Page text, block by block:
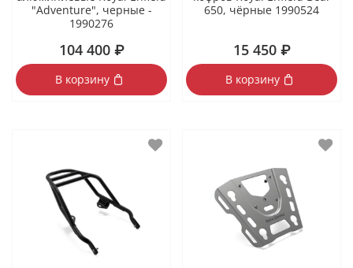
"Adventure", черные -
1990276
104 400 ₽
В корзину
650, чёрные 1990524
15 450 ₽
В корзину